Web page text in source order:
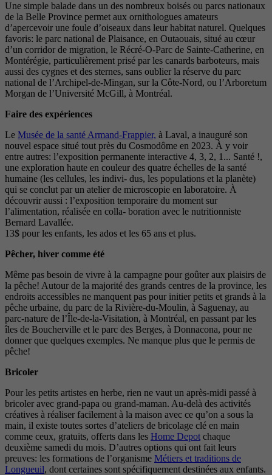
Une simple balade dans un des nombreux boisés ou parcs nationaux
de la Belle Province permet aux ornithologues amateurs
d’apercevoir une foule d’oiseaux dans leur habitat naturel. Quelques
favoris: le parc national de Plaisance, en Outaouais, situé au cœur
d’un corridor de migration, le Récré-O-Parc de Sainte-Catherine, en
Montérégie, particulièrement prisé par les canards barboteurs, mais
aussi des cygnes et des sternes, sans oublier la réserve du parc
national de l’Archipel-de-Mingan, sur la Côte-Nord, ou l’Arboretum
Morgan de l’Université McGill, à Montréal.
Faire des expériences
Le Musée de la santé Armand-Frappier, à Laval, a inauguré son
nouvel espace situé tout près du Cosmodôme en 2023. À y voir
entre autres: l’exposition permanente interactive 4, 3, 2, 1... Santé !,
une exploration haute en couleur des quatre échelles de la santé
humaine (les cellules, les indivi- dus, les populations et la planète)
qui se conclut par un atelier de microscopie en laboratoire. À
découvrir aussi : l’exposition temporaire du moment sur
l’alimentation, réalisée en colla- boration avec le nutritionniste
Bernard Lavallée.
13$ pour les enfants, les ados et les 65 ans et plus.
Pêcher, hiver comme été
Même pas besoin de vivre à la campagne pour goûter aux plaisirs de
la pêche! Autour de la majorité des grands centres de la province, les
endroits accessibles ne manquent pas pour initier petits et grands à la
pêche urbaine, du parc de la Rivière-du-Moulin, à Saguenay, au
parc-nature de l’Île-de-la-Visitation, à Montréal, en passant par les
îles de Boucherville et le parc des Berges, à Donnacona, pour ne
donner que quelques exemples. Ne manque plus que le permis de
pêche!
Bricoler
Pour les petits artistes en herbe, rien ne vaut un après-midi passé à
bricoler avec grand-papa ou grand-maman. Au-delà des activités
créatives à réaliser facilement à la maison avec ce qu’on a sous la
main, il existe toutes sortes d’ateliers de bricolage clé en main
comme ceux, gratuits, offerts dans les Home Depot chaque
deuxième samedi du mois. D’autres options qui ont fait leurs
preuves: les formations de l’organisme Métiers et traditions de
Longueuil, dont certaines sont spécifiquement destinées aux enfants.